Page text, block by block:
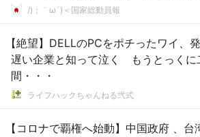
すよ！（動画」→
/)；｀ω´)＜国家総動員報
【絶望】DELLのPCをポチったワイ、
遅い企業と知って泣く もうとっくに
間・・・
ライフハックちゃんねる弐式
【コロナで覇権へ始動】中国政府 、台